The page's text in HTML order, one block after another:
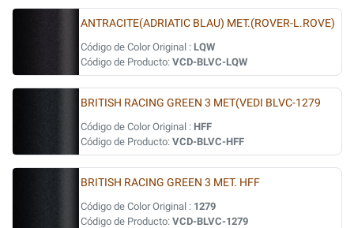
ANTRACITE(ADRIATIC BLAU) MET.(ROVER-L.ROVE)
Código de Color Original : LQW
Código de Producto: VCD-BLVC-LQW
BRITISH RACING GREEN 3 MET(VEDI BLVC-1279
Código de Color Original : HFF
Código de Producto: VCD-BLVC-HFF
BRITISH RACING GREEN 3 MET. HFF
Código de Color Original : 1279
Código de Producto: VCD-BLVC-1279